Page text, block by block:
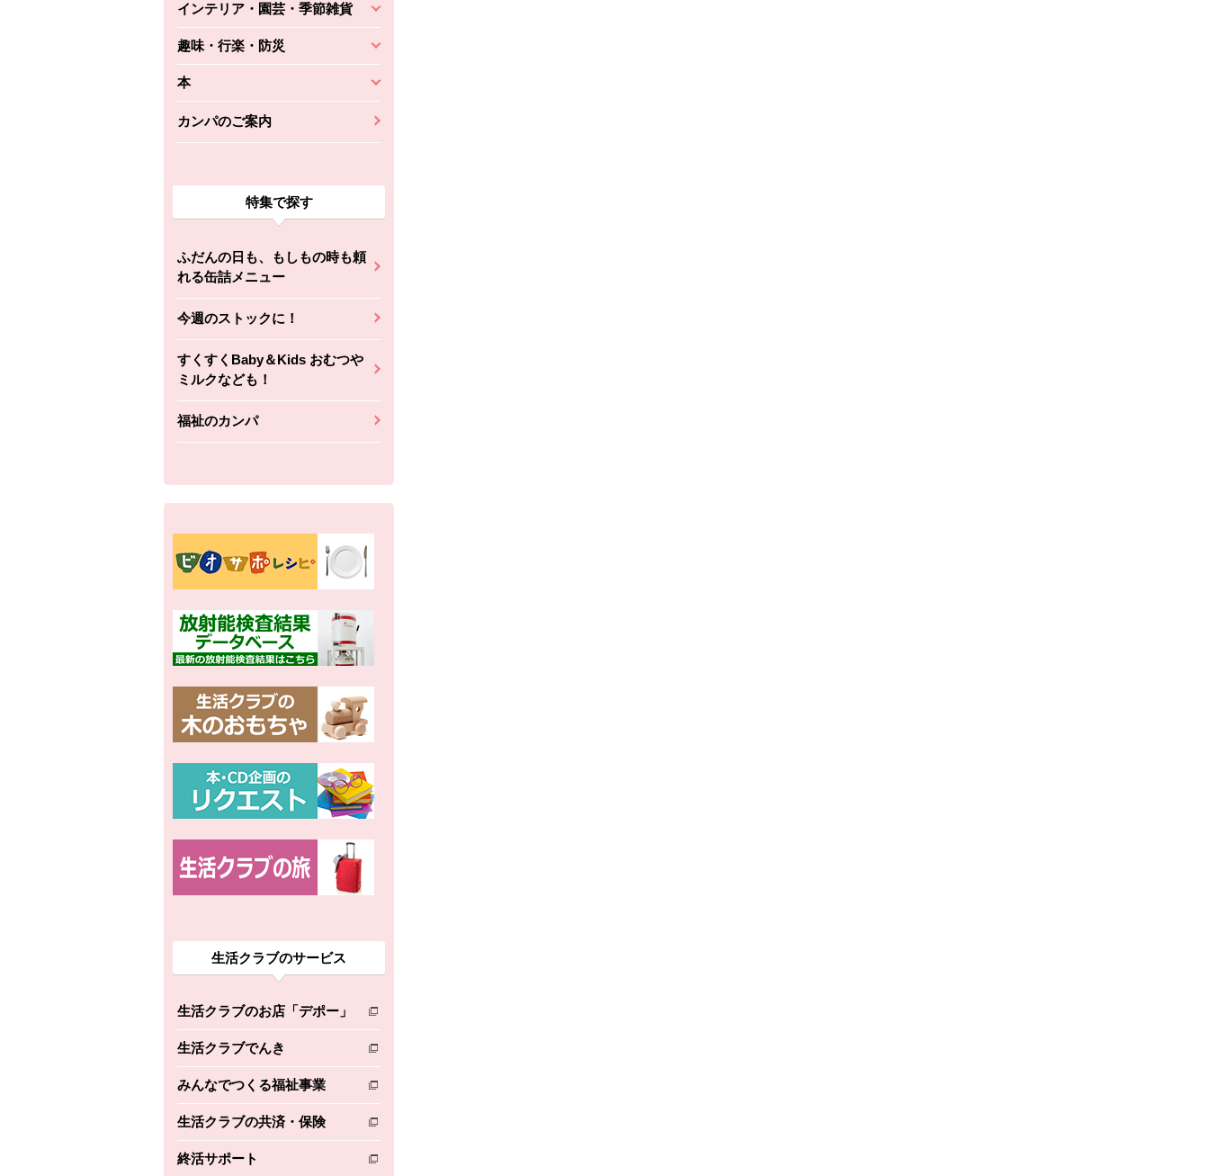
インテリア・園芸・季節雑貨
趣味・行楽・防災
本
カンパのご案内
特集で探す
ふだんの日も、もしもの時も頼
れる缶詰メニュー
今週のストックに！
すくすくBaby＆Kids おむつや
ミルクなども！
福祉のカンパ
生活クラブのサービス
生活クラブのお店「デポー」
別のウィンドウで開きます。
生活クラブでんき
別のウィンドウで開きます。
みんなでつくる福祉事業
別のウィンドウで開きます。
生活クラブの共済・保険
別のウィンドウで開きます。
終活サポート
別のウィンドウで開きます。